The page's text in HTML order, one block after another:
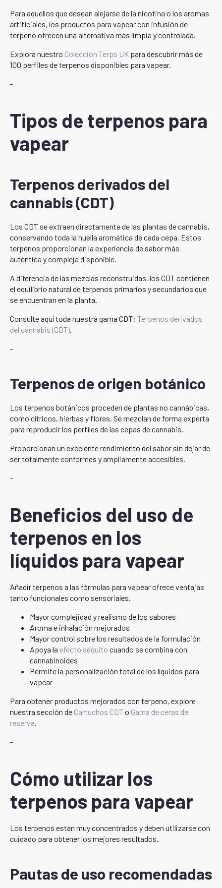
Para aquellos que desean alejarse de la nicotina o los aromas
artificiales, los productos para vapear con infusión de
terpeno ofrecen una alternativa más limpia y controlada.
Explora nuestro Colección Terps UK para descubrir más de
100 perfiles de terpenos disponibles para vapear.
-
Tipos de terpenos para
vapear
Terpenos derivados del
cannabis (CDT)
Los CDT se extraen directamente de las plantas de cannabis,
conservando toda la huella aromática de cada cepa. Estos
terpenos proporcionan la experiencia de sabor más
auténtica y compleja disponible.
A diferencia de las mezclas reconstruidas, los CDT contienen
el equilibrio natural de terpenos primarios y secundarios que
se encuentran en la planta.
Consulte aquí toda nuestra gama CDT: Terpenos derivados
del cannabis (CDT).
-
Terpenos de origen botánico
Los terpenos botánicos proceden de plantas no cannábicas,
como cítricos, hierbas y flores. Se mezclan de forma experta
para reproducir los perfiles de las cepas de cannabis.
Proporcionan un excelente rendimiento del sabor sin dejar de
ser totalmente conformes y ampliamente accesibles.
-
Beneficios del uso de
terpenos en los
líquidos para vapear
Añadir terpenos a las fórmulas para vapear ofrece ventajas
tanto funcionales como sensoriales.
Mayor complejidad y realismo de los sabores
Aroma e inhalación mejorados
Mayor control sobre los resultados de la formulación
Apoya la efecto séquito cuando se combina con
cannabinoides
Permite la personalización total de los líquidos para
vapear
Para obtener productos mejorados con terpeno, explore
nuestra sección de Cartuchos CDTo Gama de ceras de
reserva.
-
Cómo utilizar los
terpenos para vapear
Los terpenos están muy concentrados y deben utilizarse con
cuidado para obtener los mejores resultados.
Pautas de uso recomendadas